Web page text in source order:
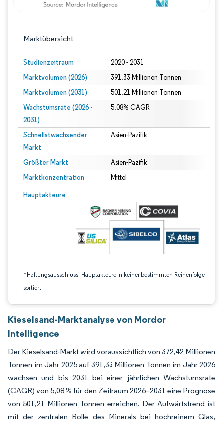
Marktübersicht
Studienzeitraum 2020 - 2031
Marktvolumen (2026) 391.33 Millionen Tonnen
Marktvolumen (2031) 501.21 Millionen Tonnen
Wachstumsrate (2026 -
2031)
5.08% CAGR
Schnellstwachsender
Markt
Asien-Pazifik
Größter Markt Asien-Pazifik
Marktkonzentration Mittel
Hauptakteure
*Haftungsausschluss: Hauptakteure in keiner bestimmten Reihenfolge
sortiert
Bild © Mordor Intelligence. Wiederverwendung erfordert Namensnennung
Kieselsand-Marktanalyse von Mordor
Intelligence
Der Kieselsand-Markt wird voraussichtlich von 372,42 Millionen
Tonnen im Jahr 2025 auf 391,33 Millionen Tonnen im Jahr 2026
wachsen und bis 2031 bei einer jährlichen Wachstumsrate
(CAGR) von 5,08 % für den Zeitraum 2026–2031 eine Prognose
von 501,21 Millionen Tonnen erreichen. Der Aufwärtstrend ist
mit der zentralen Rolle des Minerals bei hochreinem Glas,